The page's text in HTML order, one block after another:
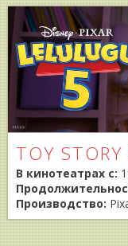
TOY STORY
В кинотеатрах с:
Производство: